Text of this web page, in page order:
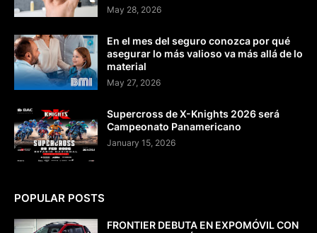
May 28, 2026
En el mes del seguro conozca por qué
asegurar lo más valioso va más allá de lo
material
May 27, 2026
Supercross de X-Knights 2026 será
Campeonato Panamericano
January 15, 2026
POPULAR POSTS
FRONTIER DEBUTA EN EXPOMÓVIL CON